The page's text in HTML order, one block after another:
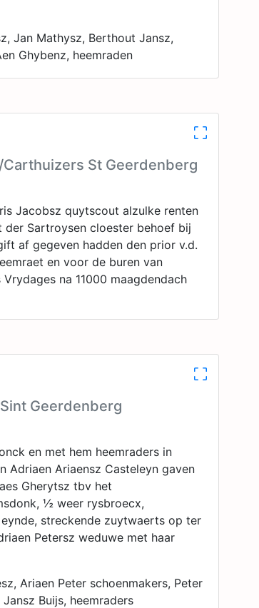
Jan Mathysz, Berthout Jansz,
Ghybenz, heemraden
Carthuizers St Geerdenberg
Jacobsz quytscout alzulke renten
der Sartroysen cloester behoef bij
af gegeven hadden den prior v.d.
en voor de buren van
na 11000 maagdendach
Geerdenberg
en met hem heemraders in
Adriaen Ariaensz Casteleyn gaven
Gherytsz tbv het
½ weer rysbroecx,
streckende zuytwaerts op ter
Petersz weduwe met haar
Ariaen Peter schoenmakers, Peter
Buijs, heemraders